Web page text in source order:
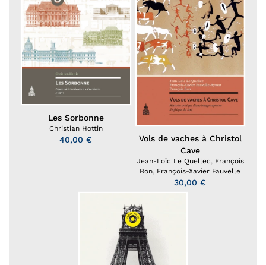
Les Sorbonne
Christian Hottin
40,00 €
Vols de vaches à Christol
Cave
Jean-Loïc Le Quellec, François
Bon, François-Xavier Fauvelle
30,00 €